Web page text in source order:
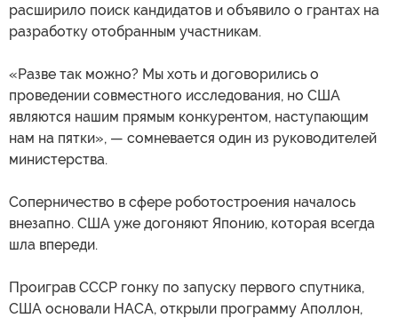
расширило поиск кандидатов и объявило о грантах на
разработку отобранным участникам.
«Разве так можно? Мы хоть и договорились о
проведении совместного исследования, но США
являются нашим прямым конкурентом, наступающим
нам на пятки», — сомневается один из руководителей
министерства.
Соперничество в сфере роботостроения началось
внезапно. США уже догоняют Японию, которая всегда
шла впереди.
Проиграв СССР гонку по запуску первого спутника,
США основали НАСА, открыли программу Аполлон,